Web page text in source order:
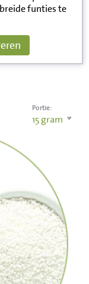
funties te
Portie:
15gram